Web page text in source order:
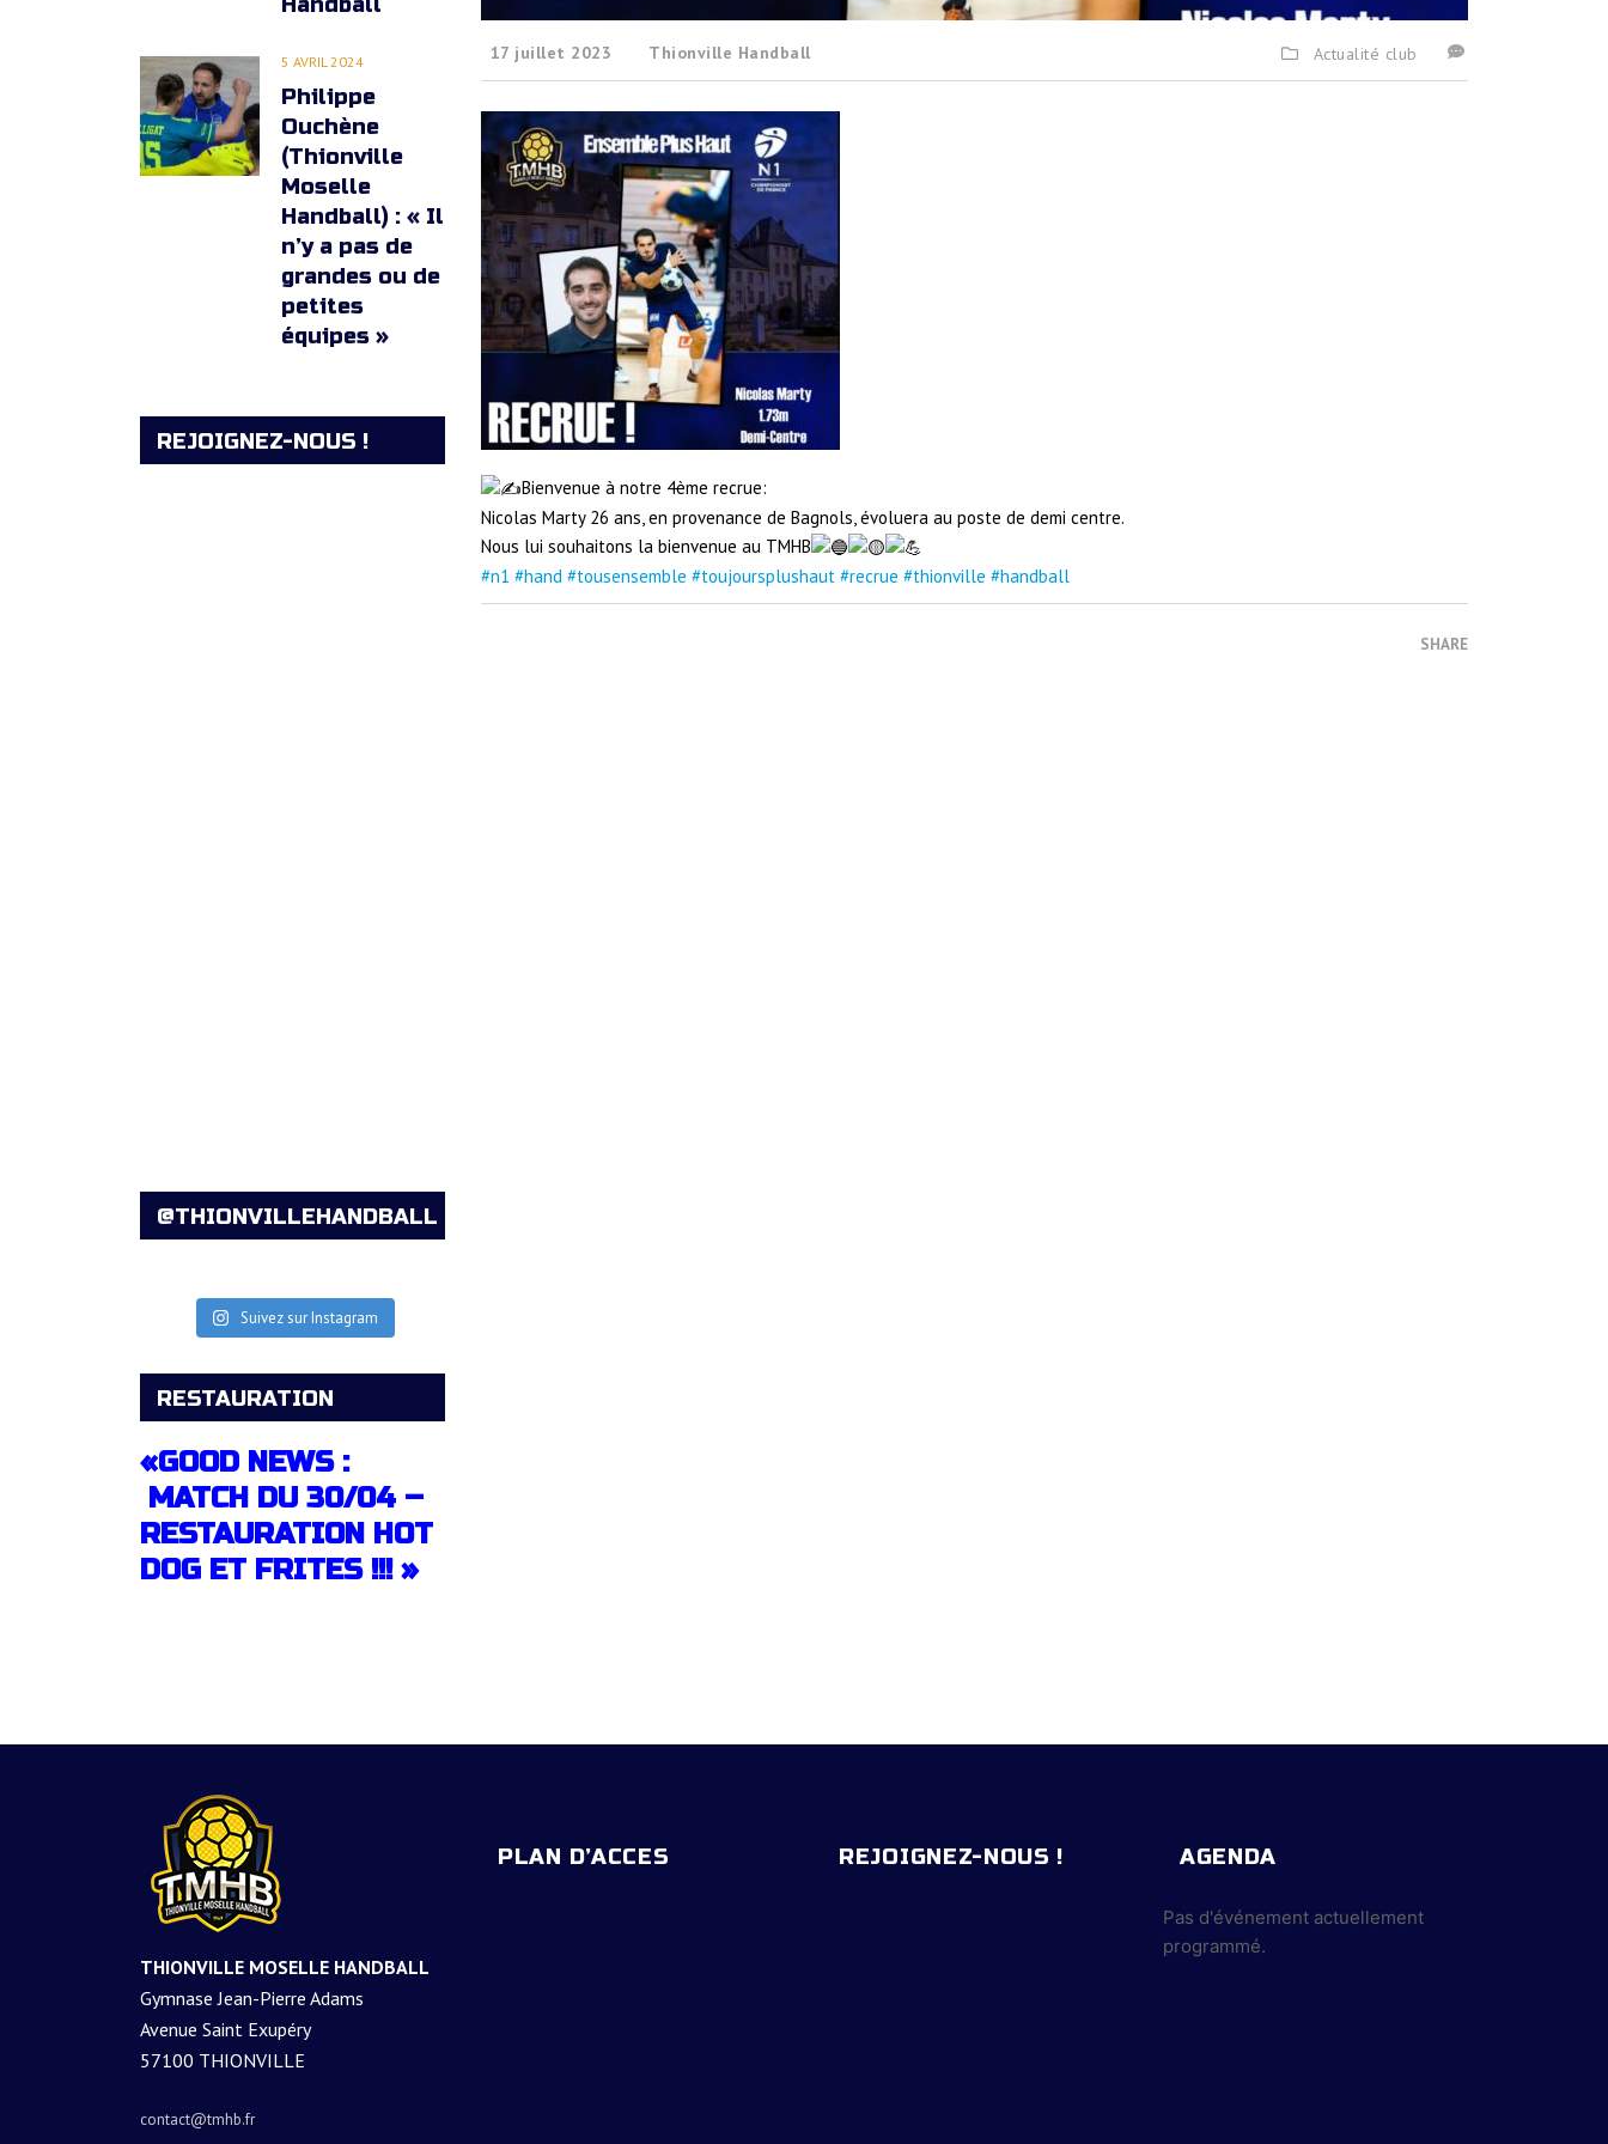
17 juillet 2023 Thionville Handball Actualité club
Bienvenue à notre 4ème recrue:
Nicolas Marty 26 ans, en provenance de Bagnols, évoluera au poste de demi centre.
Nous lui souhaitons la bienvenue au TMHB
#n1 #hand #tousensemble #toujoursplushaut #recrue #thionville #handball
SHARE
5 AVRIL 2024
Philippe
Ouchène
(Thionville
Moselle
Handball) : « Il
n’y a pas de
grandes ou de
petites
équipes »
REJOIGNEZ-NOUS !
@THIONVILLEHANDBALL
Suivez sur Instagram
RESTAURATION
«GOOD NEWS :
MATCH DU 30/04 –
RESTAURATION HOT
DOG ET FRITES !!! »
THIONVILLE MOSELLE HANDBALL
Gymnase Jean-Pierre Adams
Avenue Saint Exupéry
57100 THIONVILLE
contact@tmhb.fr
PLAN D’ACCES REJOIGNEZ-NOUS ! AGENDA
Pas d'événement actuellement
programmé.